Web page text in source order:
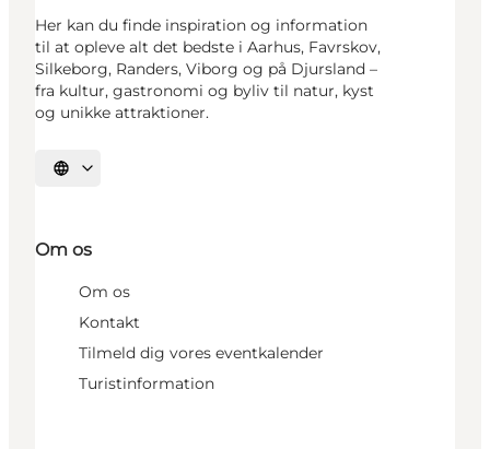
Her kan du finde inspiration og information
til at opleve alt det bedste i Aarhus, Favrskov,
Silkeborg, Randers, Viborg og på Djursland –
fra kultur, gastronomi og byliv til natur, kyst
og unikke attraktioner.
Vælg sprog
Om os
Om os
Kontakt
Tilmeld dig vores eventkalender
Turistinformation